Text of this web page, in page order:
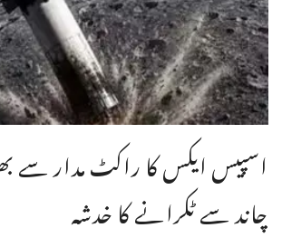
اسپیس ایکس کا راکٹ مدار سے
چاند سے ٹکرانے کا خدشہ